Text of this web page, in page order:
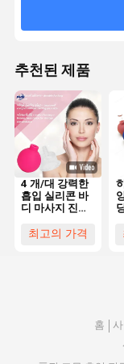
추천된 제품
4 개/대 강력한
흡입 실리콘 바
디 마사지 진공
룰 라이트 진공
최고의 가격
홈